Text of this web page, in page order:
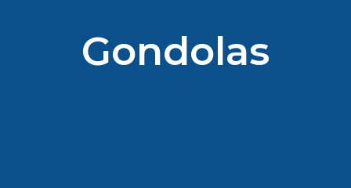
Gondolas